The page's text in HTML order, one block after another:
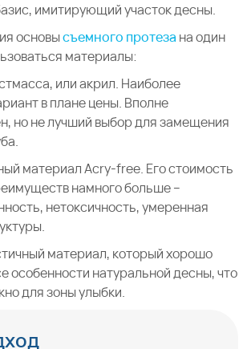
имитирующий участок десны.
основысъемного протеза на один
материалы:
или акрил. Наиболее
в плане цены. Вполне
но не лучший выбор для замещения
материал Acry-free. Его стоимость
намного больше –
нетоксичность, умеренная
материал, который хорошо
особенности натуральной десны, что
для зоны улыбки.